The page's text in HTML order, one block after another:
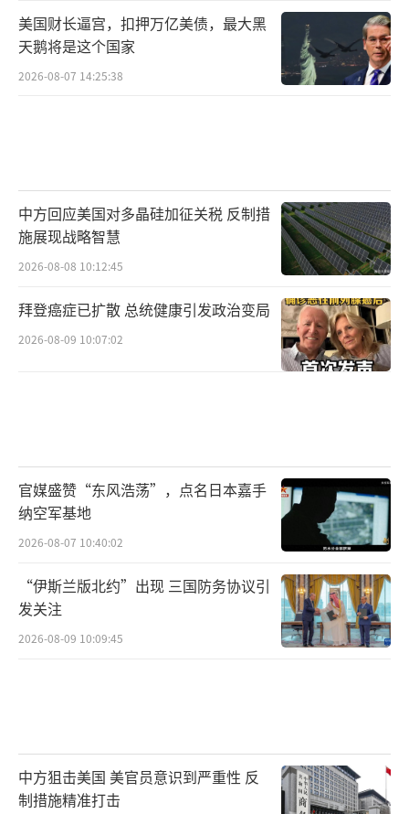
美国财长逼宫，扣押万亿美债，最大黑
天鹅将是这个国家
2026-08-07 14:25:38
中方回应美国对多晶硅加征关税 反制措
施展现战略智慧
2026-08-08 10:12:45
拜登癌症已扩散 总统健康引发政治变局
2026-08-09 10:07:02
官媒盛赞“东风浩荡”，点名日本嘉手
纳空军基地
2026-08-07 10:40:02
“伊斯兰版北约”出现 三国防务协议引
发关注
2026-08-09 10:09:45
中方狙击美国 美官员意识到严重性 反
制措施精准打击